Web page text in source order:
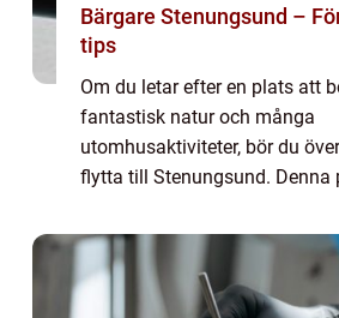
Bärgare Stenungsund –
tips
Om du letar efter en plats att
fantastisk natur och många
utomhusaktiviteter, bör du
flytta till Stenungsund. Denna
och är hem för cirka 22 000
Även om det finn...